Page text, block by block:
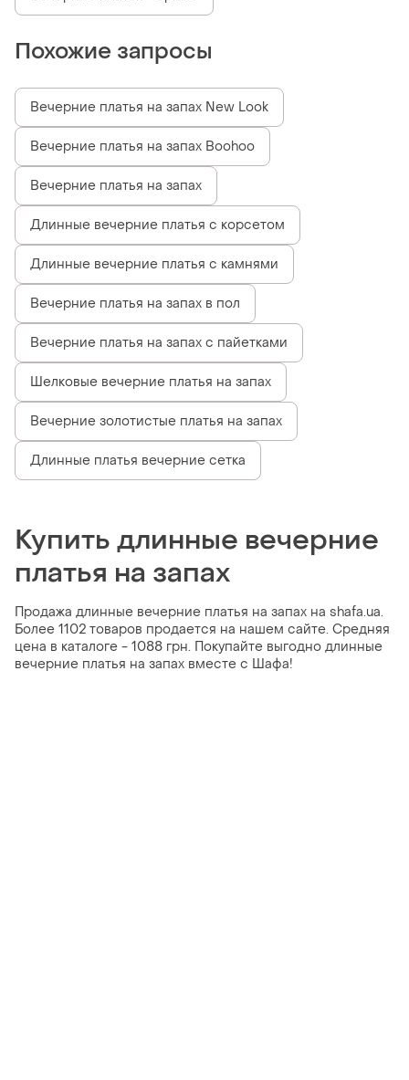
Похожие запросы
Вечерние платья на запах New Look
Вечерние платья на запах Boohoo
Вечерние платья на запах
Длинные вечерние платья с корсетом
Длинные вечерние платья с камнями
Вечерние платья на запах в пол
Вечерние платья на запах с пайетками
Шелковые вечерние платья на запах
Вечерние золотистые платья на запах
Длинные платья вечерние сетка
Купить длинные вечерние
платья на запах
Продажа длинные вечерние платья на запах на shafa.ua.
Более 1102 товаров продается на нашем сайте. Средняя
цена в каталоге - 1088 грн. Покупайте выгодно длинные
вечерние платья на запах вместе с Шафа!